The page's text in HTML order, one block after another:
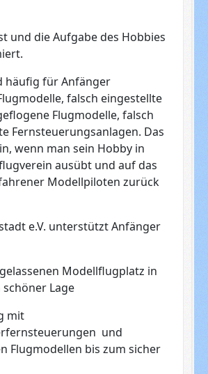
und die Aufgabe des Hobbies
häufig für Anfänger
falsch eingestellte
Flugmodelle, falsch
Fernsteuerungsanlagen. Das
wenn man sein Hobby in
ausübt und auf das
Modellpiloten zurück
e.V. unterstützt Anfänger
Modellflugplatz in
Lage
mit
und
Flugmodellen bis zum sicher